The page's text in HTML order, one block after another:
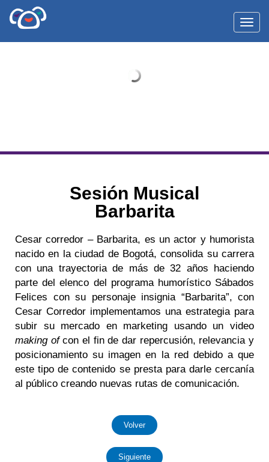
Sesión Musical
Barbarita
Cesar corredor – Barbarita, es un actor y humorista
nacido en la ciudad de Bogotá, consolida su carrera
con una trayectoria de más de 32 años haciendo
parte del elenco del programa humorístico Sábados
Felices con su personaje insignia “Barbarita”, con
Cesar Corredor implementamos una estrategia para
subir su mercado en marketing usando un video
making ofcon el fin de dar repercusión, relevancia y
posicionamiento su imagen en la red debido a que
este tipo de contenido se presta para darle cercanía
al público creando nuevas rutas de comunicación.
Volver
Siguiente